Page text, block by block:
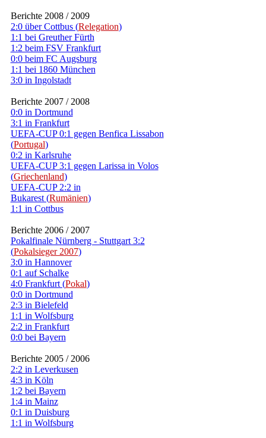
Berichte 2008 / 2009
2:0 über Cottbus (Relegation)
1:1 bei Greuther Fürth
1:2 beim FSV Frankfurt
0:0 beim FC Augsburg
1:1 bei 1860 München
3:0 in Ingolstadt
Berichte 2007 / 2008
0:0 in Dortmund
3:1 in Frankfurt
UEFA-CUP 0:1 gegen Benfica Lissabon
(Portugal)
0:2 in Karlsruhe
UEFA-CUP 3:1 gegen Larissa in Volos
(Griechenland)
UEFA-CUP 2:2 in
Bukarest (Rumänien)
1:1 in Cottbus
Berichte 2006 / 2007
Pokalfinale Nürnberg - Stuttgart 3:2
(Pokalsieger 2007)
3:0 in Hannover
0:1 auf Schalke
4:0 Frankfurt (Pokal)
0:0 in Dortmund
2:3 in Bielefeld
1:1 in Wolfsburg
2:2 in Frankfurt
0:0 bei Bayern
Berichte 2005 / 2006
2:2 in Leverkusen
4:3 in Köln
1:2 bei Bayern
1:4 in Mainz
0:1 in Duisburg
1:1 in Wolfsburg